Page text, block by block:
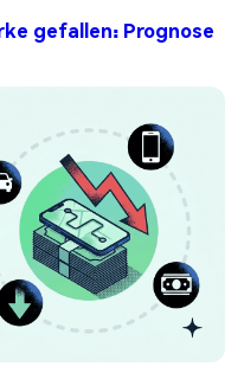
gefallen: Prognose